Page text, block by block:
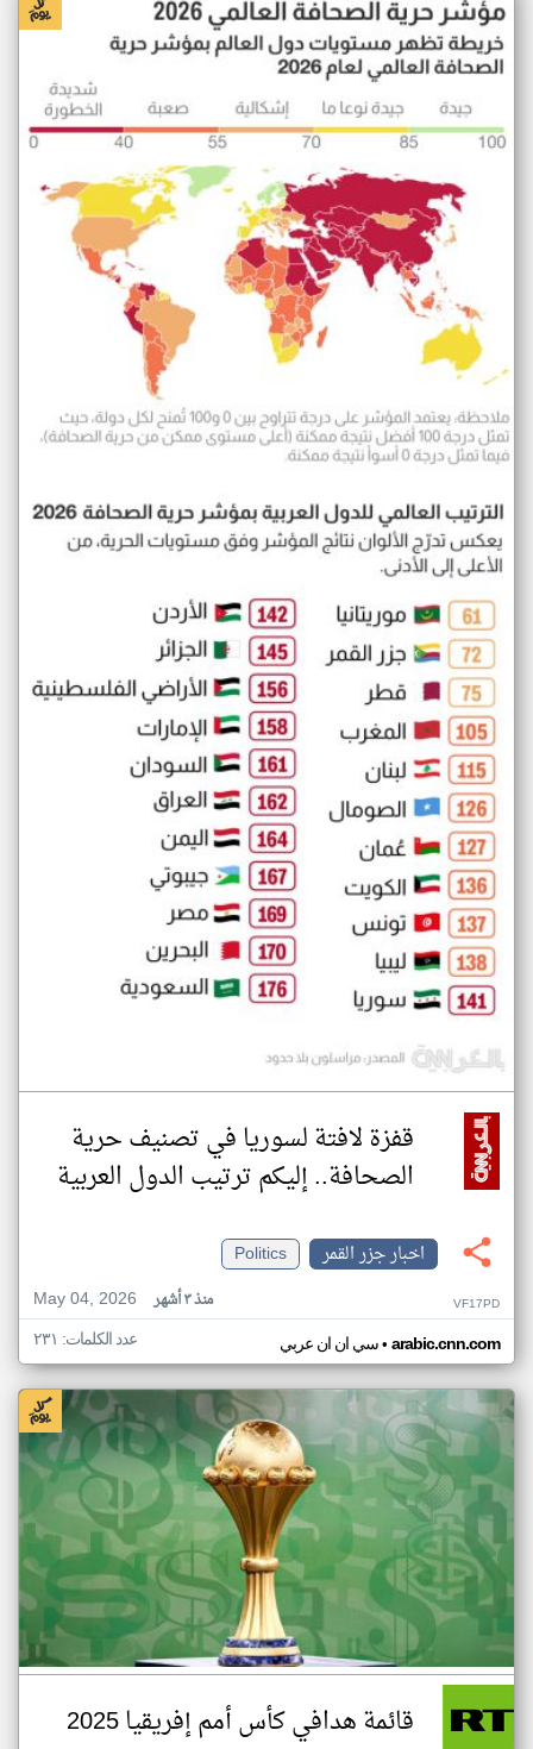
قفزة لافتة لسوريا في تصنيف حرية
الصحافة.. إليكم ترتيب الدول العربية
اخبار جزر القمر
Politics
May 04, 2026
منذ ٣ أشهر VF17PD
سي ان ان عربي• arabic.cnn.com عدد الكلمات: ٢٣١
قائمة هدافي كأس أمم إفريقيا 2025